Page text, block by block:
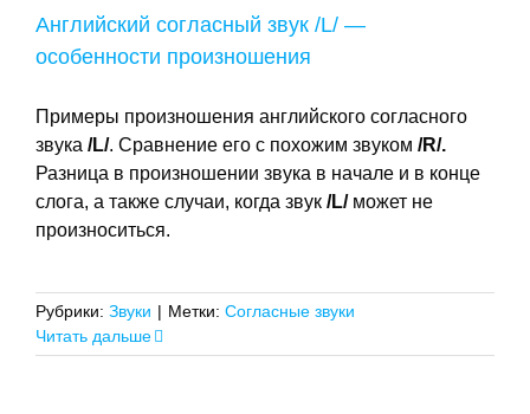
Английский согласный звук /L/ —
особенности произношения
Примеры произношения английского согласного
звука /L/. Сравнение его с похожим звуком /R/.
Разница в произношении звука в начале и в конце
слога, а также случаи, когда звук /L/ может не
произноситься.
Рубрики: Звуки | Метки: Согласные звуки
Читать дальше